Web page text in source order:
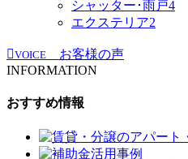
シャッター･雨戸4
エクステリア2
VOICE
お客様の声
INFORMATION
おすすめ情報